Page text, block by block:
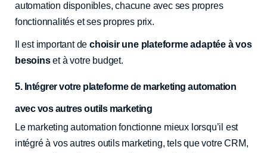
automation disponibles, chacune avec ses propres
fonctionnalités et ses propres prix.
Il est important de choisir une plateforme adaptée à vos
besoinset à votre budget.
5. Intégrer votre plateforme de marketing automation
avec vos autres outils marketing
Le marketing automation fonctionne mieux lorsqu’il est
intégré à vos autres outils marketing, tels que votre CRM,